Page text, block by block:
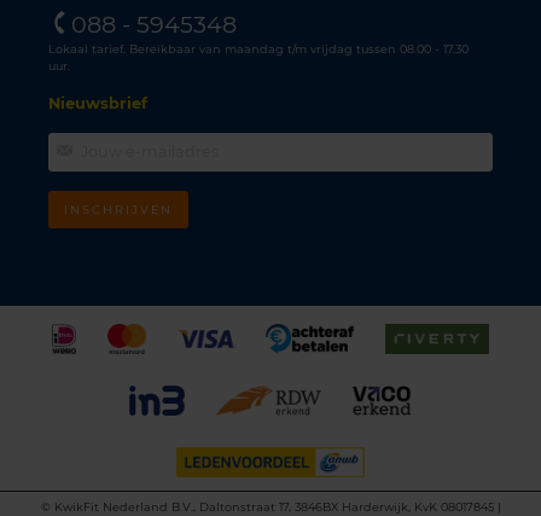
088 - 5945348
Lokaal tarief. Bereikbaar van maandag t/m vrijdag tussen 08.00 - 17.30
uur.
Nieuwsbrief
INSCHRIJVEN
©
KwikFit Nederland B.V., Daltonstraat 17, 3846BX Harderwijk, KvK 08017845 |